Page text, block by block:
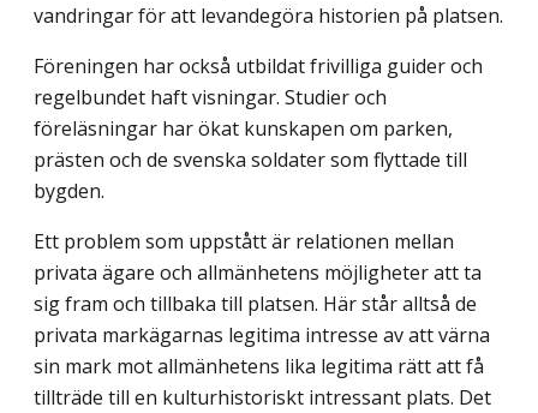
vandringar för att levandegöra historien på platsen.
Föreningen har också utbildat frivilliga guider och
regelbundet haft visningar. Studier och
föreläsningar har ökat kunskapen om parken,
prästen och de svenska soldater som flyttade till
bygden.
Ett problem som uppstått är relationen mellan
privata ägare och allmänhetens möjligheter att ta
sig fram och tillbaka till platsen. Här står alltså de
privata markägarnas legitima intresse av att värna
sin mark mot allmänhetens lika legitima rätt att få
tillträde till en kulturhistoriskt intressant plats. Det